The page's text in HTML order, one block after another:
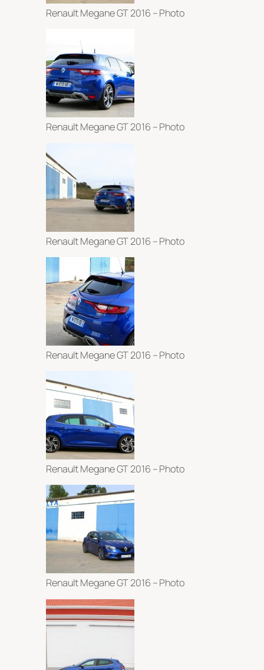
Renault Megane GT 2016 – Photo
Renault Megane GT 2016 – Photo
Renault Megane GT 2016 – Photo
Renault Megane GT 2016 – Photo
Renault Megane GT 2016 – Photo
Renault Megane GT 2016 – Photo